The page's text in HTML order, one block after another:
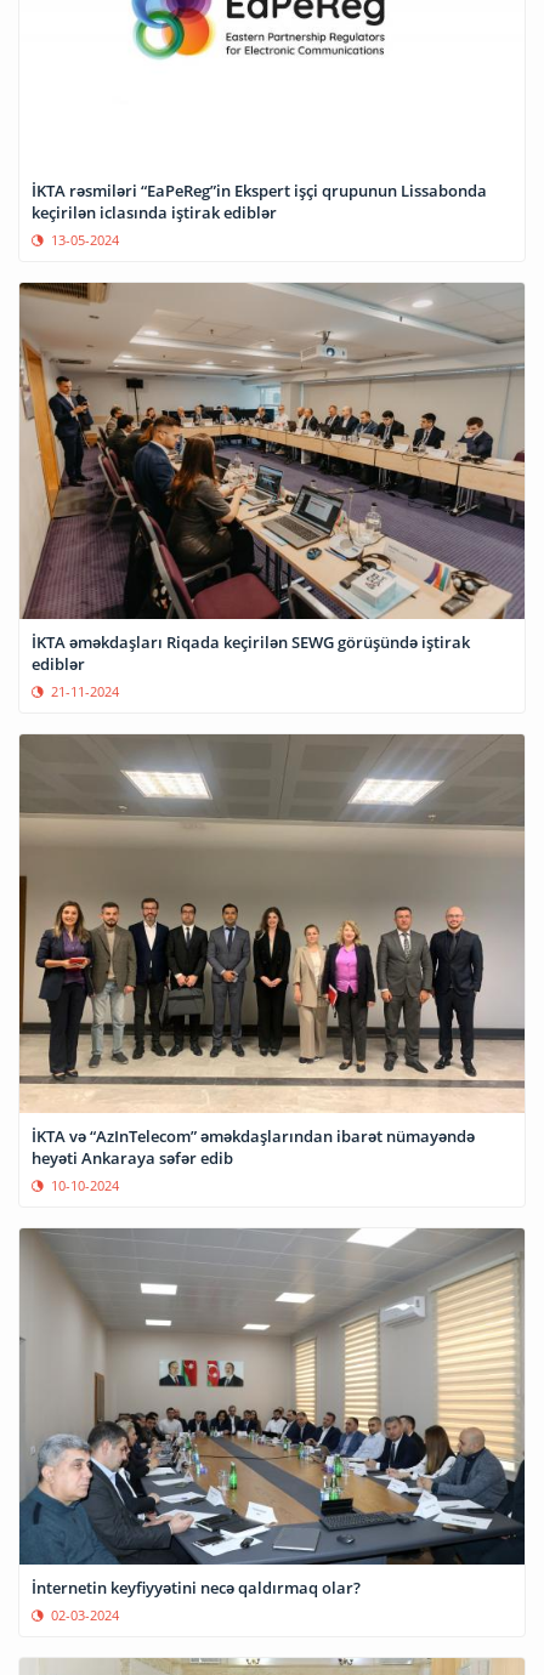
İKTA rəsmiləri “EaPeReg”in Ekspert işçi qrupunun Lissabonda
keçirilən iclasında iştirak ediblər
13-05-2024
İKTA əməkdaşları Riqada keçirilən SEWG görüşündə iştirak
ediblər
21-11-2024
İKTA və “AzInTelecom” əməkdaşlarından ibarət nümayəndə
heyəti Ankaraya səfər edib
10-10-2024
İnternetin keyfiyyətini necə qaldırmaq olar?
02-03-2024